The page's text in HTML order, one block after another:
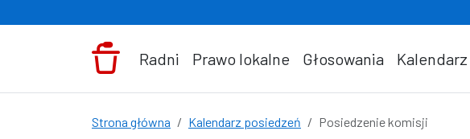
Radni Prawo lokalne Głosowania Kalendarz
Strona główna Kalendarz posiedzeń Posiedzenie komisji